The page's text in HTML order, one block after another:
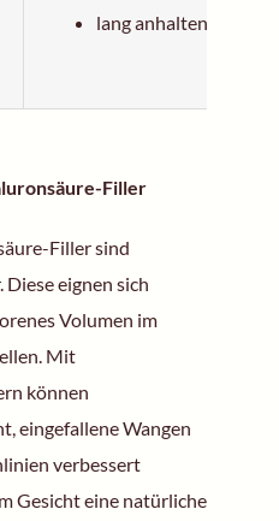
lang anhaltende
Filler
Filler sind
eignen sich
Volumen im
Mit
können
eingefallene Wangen
verbessert
Gesicht eine natürliche